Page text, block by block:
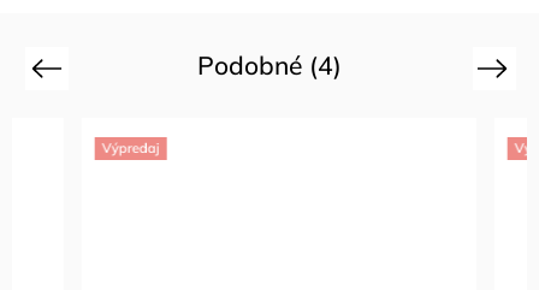
Podobné (4)
Previous
Výpredaj Výpredaj
Next